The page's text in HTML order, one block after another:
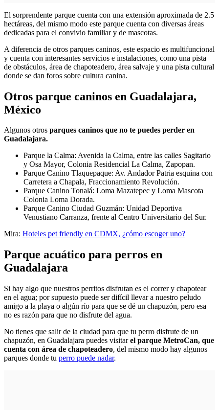
El sorprendente parque cuenta con una extensión aproximada de 2.5
hectáreas, del mismo modo este parque cuenta con diversas áreas
dedicadas para el convivio familiar y de mascotas.
A diferencia de otros parques caninos, este espacio es multifuncional
y cuenta con interesantes servicios e instalaciones, como una pista
de obstáculos, área de chapoteadero, área salvaje y una pista cultural
donde se dan foros sobre cultura canina.
Otros parque caninos en Guadalajara,
México
Algunos otros parques caninos que no te puedes perder en
Guadalajara.
Parque la Calma: Avenida la Calma, entre las calles Sagitario
y Osa Mayor, Colonia Residencial La Calma, Zapopan.
Parque Canino Tlaquepaque: Av. Andador Patria esquina con
Carretera a Chapala, Fraccionamiento Revolución.
Parque Canino Tonalá: Loma Mazatepec y Loma Mascota
Colonia Loma Dorada.
Parque Canino Ciudad Guzmán: Unidad Deportiva
Venustiano Carranza, frente al Centro Universitario del Sur.
Mira: Hoteles pet friendly en CDMX, ¿cómo escoger uno?
Parque acuático para perros en
Guadalajara
Si hay algo que nuestros perritos disfrutan es el correr y chapotear
en el agua; por supuesto puede ser difícil llevar a nuestro peludo
amigo a la playa o algún río para que se dé un chapuzón, pero esa
no es razón para que no disfrute del agua.
No tienes que salir de la ciudad para que tu perro disfrute de un
chapuzón, en Guadalajara puedes visitarel parque MetroCan, que
cuenta con área de chapoteadero, del mismo modo hay algunos
parques donde tu perro puede nadar.